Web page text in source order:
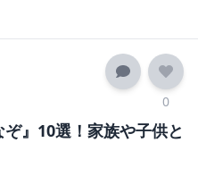
0
』10選！家族や子供と